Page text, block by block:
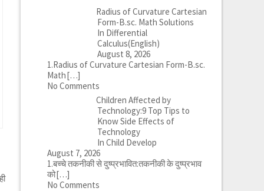
Radius of Curvature Cartesian
Form-B.sc. Math Solutions
In Differential
Calculus(English)
August 8, 2026
1.Radius of Curvature Cartesian Form-B.sc.
Math[…]
No Comments
Children Affected by
Technology:9 Top Tips to
Know Side Effects of
Technology
In Child Develop
August 7, 2026
1.बच्चे तकनीकी से दुष्प्रभावित:तकनीकी के दुष्प्रभाव
को[…]
No Comments